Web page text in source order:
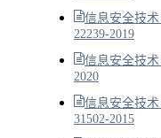
信息安全技
22239-2019
信息安全技
2020
信息安全技
31502-2015